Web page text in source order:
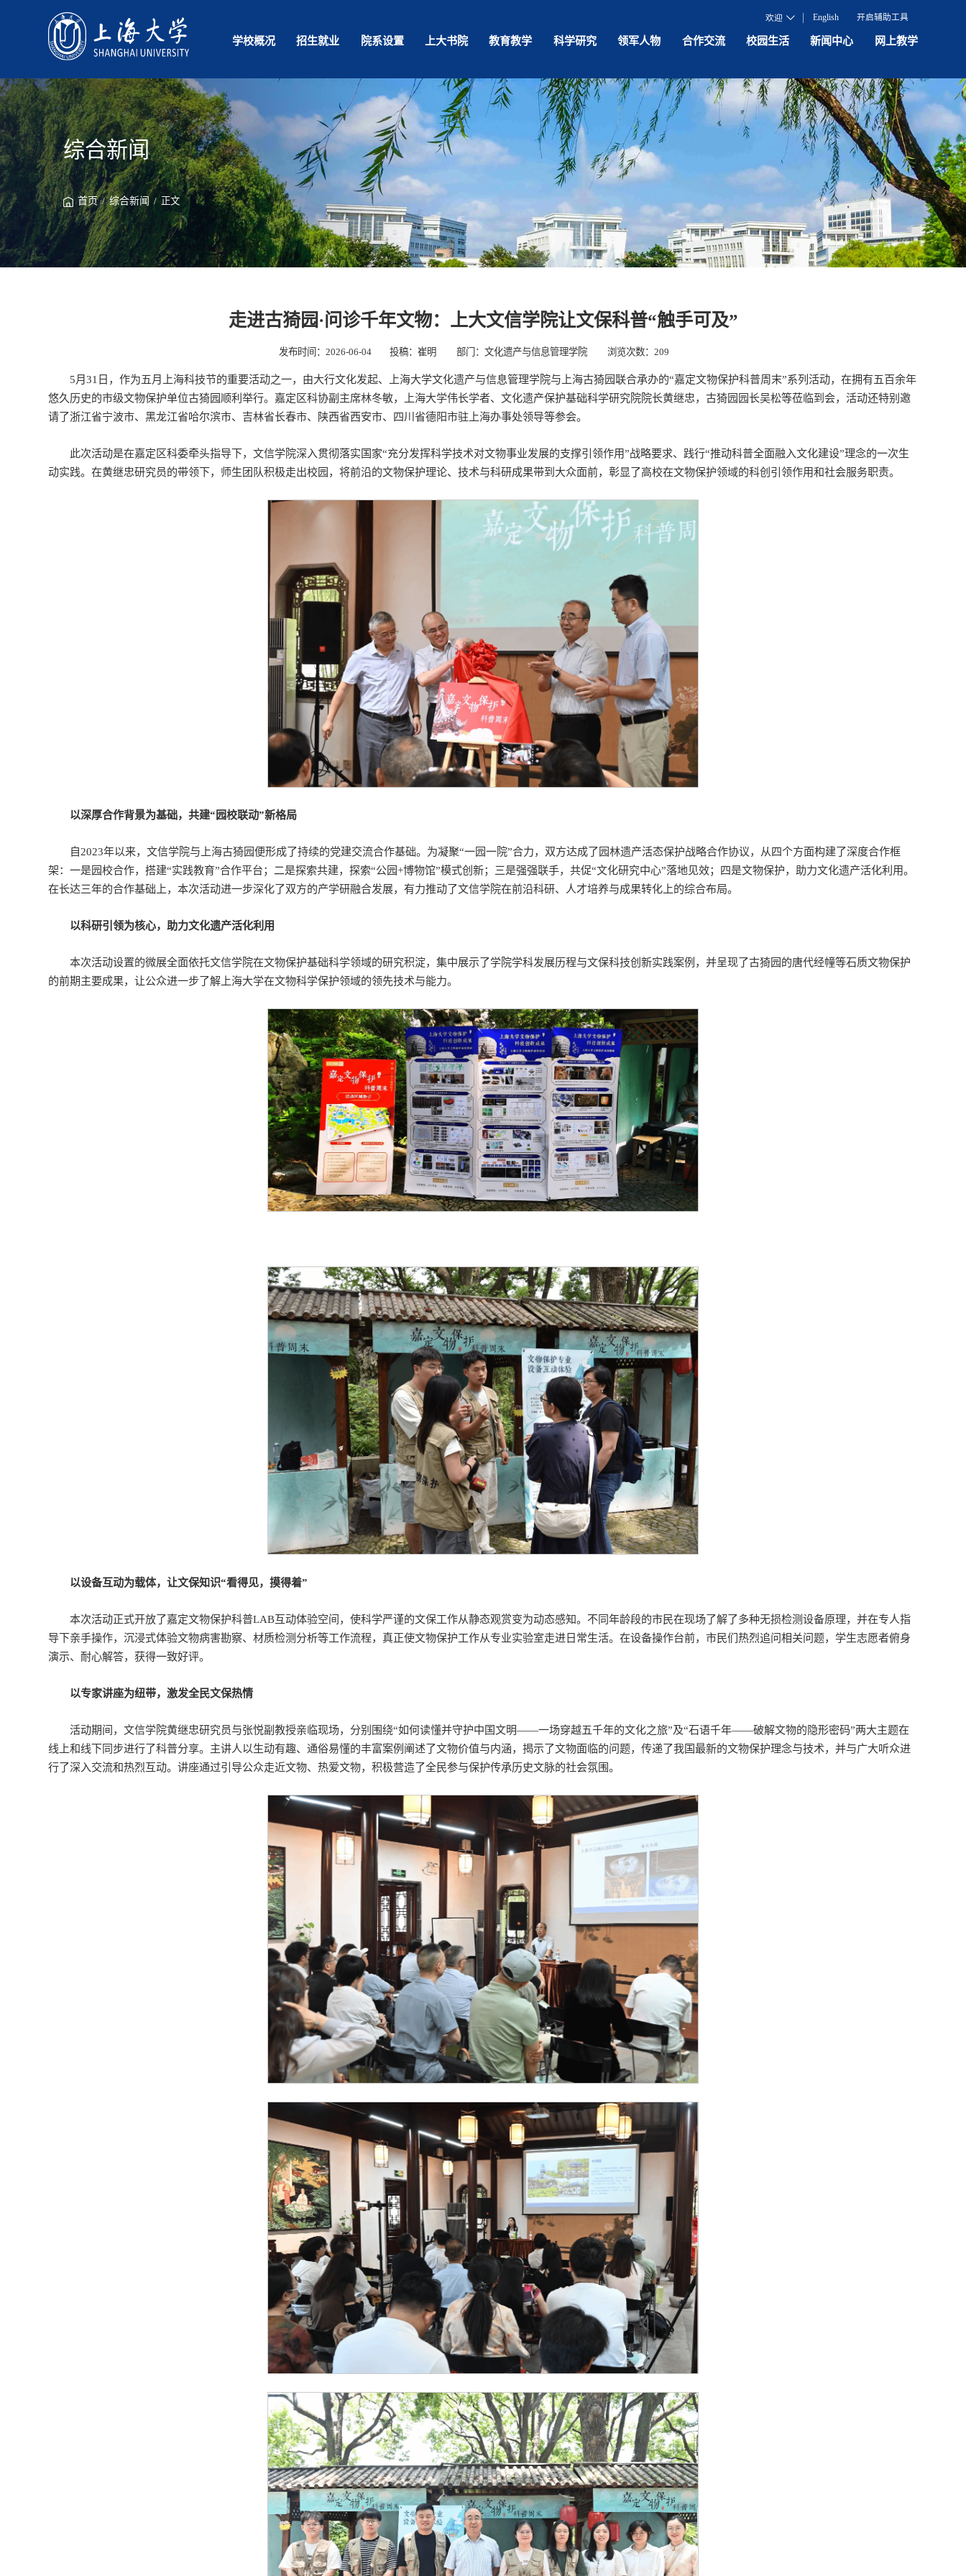
欢迎 English 开启辅助工具
学校概况 招生就业 院系设置 上大书院 教育教学 科学研究 领军人物 合作交流 校园生活 新闻中心 网上教学
综合新闻
首页/综合新闻 / 正文
走进古猗园·问诊千年文物：上大文信学院让文保科普“触手可及”
发布时间：2026-06-04 投稿：崔明 部门：文化遗产与信息管理学院 浏览次数：209
5月31日，作为五月上海科技节的重要活动之一，由大行文化发起、上海大学文化遗产与信息管理学院与上海古猗园联合承办的“嘉定文物保护科普周末”系列活动，在拥有五百余年
悠久历史的市级文物保护单位古猗园顺利举行。嘉定区科协副主席林冬敏，上海大学伟长学者、文化遗产保护基础科学研究院院长黄继忠，古猗园园长吴松等莅临到会，活动还特别邀
请了浙江省宁波市、黑龙江省哈尔滨市、吉林省长春市、陕西省西安市、四川省德阳市驻上海办事处领导等参会。
此次活动是在嘉定区科委牵头指导下，文信学院深入贯彻落实国家“充分发挥科学技术对文物事业发展的支撑引领作用”战略要求、践行“推动科普全面融入文化建设”理念的一次生
动实践。在黄继忠研究员的带领下，师生团队积极走出校园，将前沿的文物保护理论、技术与科研成果带到大众面前，彰显了高校在文物保护领域的科创引领作用和社会服务职责。
以深厚合作背景为基础，共建“园校联动”新格局
自2023年以来，文信学院与上海古猗园便形成了持续的党建交流合作基础。为凝聚“一园一院”合力，双方达成了园林遗产活态保护战略合作协议，从四个方面构建了深度合作框
架：一是园校合作，搭建“实践教育”合作平台；二是探索共建，探索“公园+博物馆”模式创新；三是强强联手，共促“文化研究中心”落地见效；四是文物保护，助力文化遗产活化利用。
在长达三年的合作基础上，本次活动进一步深化了双方的产学研融合发展，有力推动了文信学院在前沿科研、人才培养与成果转化上的综合布局。
以科研引领为核心，助力文化遗产活化利用
本次活动设置的微展全面依托文信学院在文物保护基础科学领域的研究积淀，集中展示了学院学科发展历程与文保科技创新实践案例，并呈现了古猗园的唐代经幢等石质文物保护
的前期主要成果，让公众进一步了解上海大学在文物科学保护领域的领先技术与能力。
以设备互动为载体，让文保知识“看得见，摸得着”
本次活动正式开放了嘉定文物保护科普LAB互动体验空间，使科学严谨的文保工作从静态观赏变为动态感知。不同年龄段的市民在现场了解了多种无损检测设备原理，并在专人指
导下亲手操作，沉浸式体验文物病害勘察、材质检测分析等工作流程，真正使文物保护工作从专业实验室走进日常生活。在设备操作台前，市民们热烈追问相关问题，学生志愿者俯身
演示、耐心解答，获得一致好评。
以专家讲座为纽带，激发全民文保热情
活动期间，文信学院黄继忠研究员与张悦副教授亲临现场，分别围绕“如何读懂并守护中国文明——一场穿越五千年的文化之旅”及“石语千年——破解文物的隐形密码”两大主题在
线上和线下同步进行了科普分享。主讲人以生动有趣、通俗易懂的丰富案例阐述了文物价值与内涵，揭示了文物面临的问题，传递了我国最新的文物保护理念与技术，并与广大听众进
行了深入交流和热烈互动。讲座通过引导公众走近文物、热爱文物，积极营造了全民参与保护传承历史文脉的社会氛围。